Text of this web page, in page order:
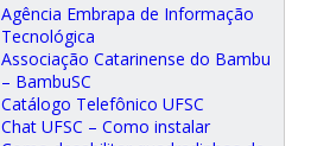
Agência Embrapa de Informação
Tecnológica
Associação Catarinense do Bambu
– BambuSC
Catálogo Telefônico UFSC
Chat UFSC – Como instalar